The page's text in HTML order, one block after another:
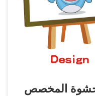
المخصص